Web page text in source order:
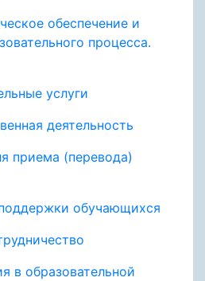
обеспечение и
процесса.
услуги
деятельность
приема (перевода)
обучающихся
в образовательной